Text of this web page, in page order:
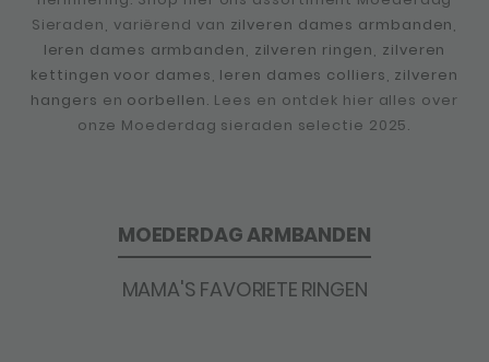
Sieraden, variërend van zilveren dames armbanden,
leren dames armbanden, zilveren ringen, zilveren
kettingen voor dames, leren dames colliers, zilveren
hangers en oorbellen. Lees en ontdek hier alles over
onze Moederdag sieraden selectie 2025.
MOEDERDAG ARMBANDEN
MAMA'S FAVORIETE RINGEN